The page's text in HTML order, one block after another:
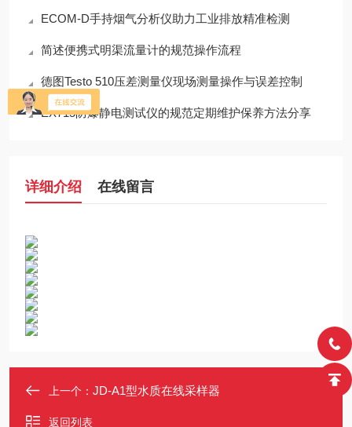
ECOM-D手持烟气分析仪助力工业排放精准检测
简述便携式明渠流量计的规范操作流程
德图Testo 510压差测量仪现场测量操作与误差控制
EX715防爆静电测试仪的规范定期维护保养方法分享
详细介绍 在线留言
上一个： JD-A1型水质在线采样器
返回列表